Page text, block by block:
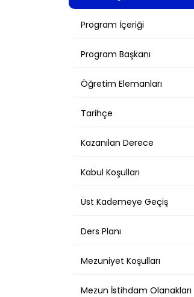
Program İçeriği
Program Başkanı
Öğretim Elemanları
Tarihçe
Kazanılan Derece
Kabul Koşulları
Üst Kademeye Geçiş
Ders Planı
Mezuniyet Koşulları
Mezun İstihdam Olanakları